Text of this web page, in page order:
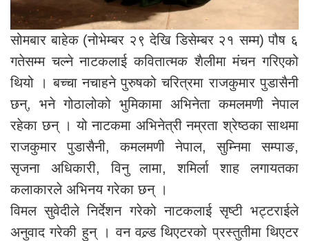
सोमबार बाहेक (नोभेम्बर २९ देखि डिसेम्बर २१ सम्म) पौष ६
गतेसम्म चल्ने नाटकलाई कवितात्मक शैलीमा मंचन गरिएको
थियो । बच्चा नचाहने पुरुषको चरित्रमा राजकुमार पुडासैनी
छन्, भने गोठालोको भुमिकामा अभिनेता कमलमणी नेपाल
रहेका छन् । यो नाटकमा अभिनेत्री नम्रता श्रेष्ठका साथमा
राजकुमार पुडासैनी, कमलमणी नेपाल, सुम्निमा सम्पाङ,
सृजना अधिकारी, विनु लामा, शमिर्ला शाह लगायतका
कलाकारले अभिनय गरेका छन् ।
विमल सुवेदीले निर्देशन गरेको नाटकलाई सृष्टी भट्टराईले
अनुवाद गरेकी हुन् । वन वल्र्ड थिएटरको प्रस्तुतीमा थिएटर